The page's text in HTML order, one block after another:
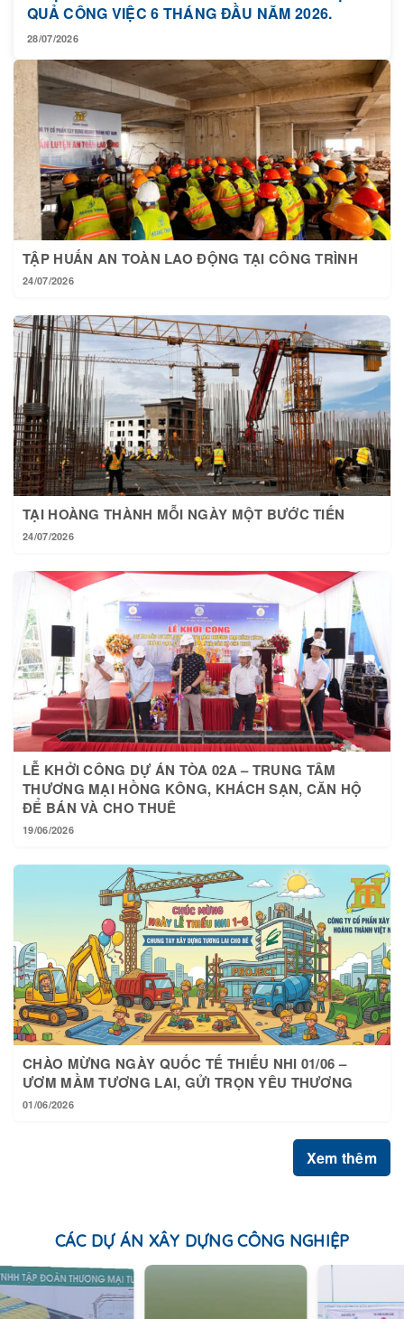
28/07/2026
TẬP HUẤN AN TOÀN LAO ĐỘNG TẠI CÔNG TRÌNH
24/07/2026
TẠI HOÀNG THÀNH MỖI NGÀY MỘT BƯỚC TIẾN
24/07/2026
LỄ KHỞI CÔNG DỰ ÁN TÒA 02A – TRUNG TÂM
THƯƠNG MẠI HỒNG KÔNG, KHÁCH SẠN, CĂN HỘ
ĐỂ BÁN VÀ CHO THUÊ
19/06/2026
CHÀO MỪNG NGÀY QUỐC TẾ THIẾU NHI 01/06 –
ƯƠM MẦM TƯƠNG LAI, GỬI TRỌN YÊU THƯƠNG
01/06/2026